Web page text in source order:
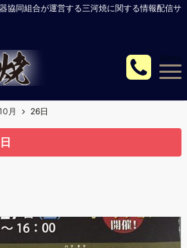
協同組合が運営する三河焼に関する情報配信サ
Menu
月 26日